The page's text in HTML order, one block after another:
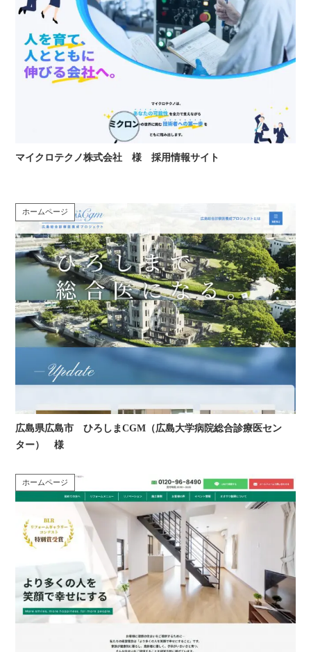
マイクロテクノ株式会社 様 採用情報サイト
ホームページ
広島県広島市 ひろしまCGM（広島大学病院総合診療医セン
ター） 様
ホームページ